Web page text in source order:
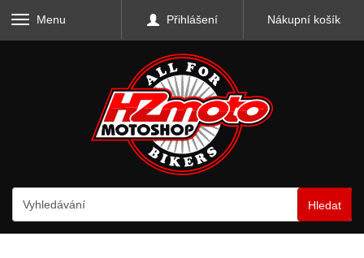
Menu Přihlášení Nákupní košík
Hledat